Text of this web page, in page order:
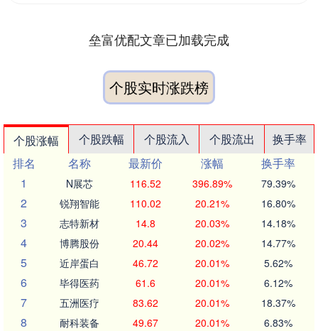
垒富优配文章已加载完成
个股实时涨跌榜
个股涨幅 个股跌幅 个股流入 个股流出
换手率
排名
名称 最新价 涨幅
换手率
1
N展芯 116.52 396.89% 79.39%
2 锐翔智能 110.02 20.21% 16.80%
3 志特新材 14.8 20.03% 14.18%
4 博腾股份 20.44 20.02% 14.77%
5 近岸蛋白 46.72 20.01% 5.62%
6 毕得医药 61.6 20.01% 6.12%
7 五洲医疗 83.62 20.01% 18.37%
8 耐科装备 49.67 20.01% 6.83%